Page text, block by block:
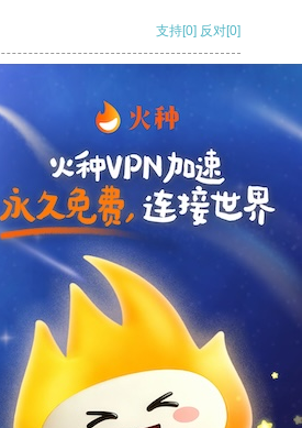
支持[0] 反对[0]
反对
反对[0]